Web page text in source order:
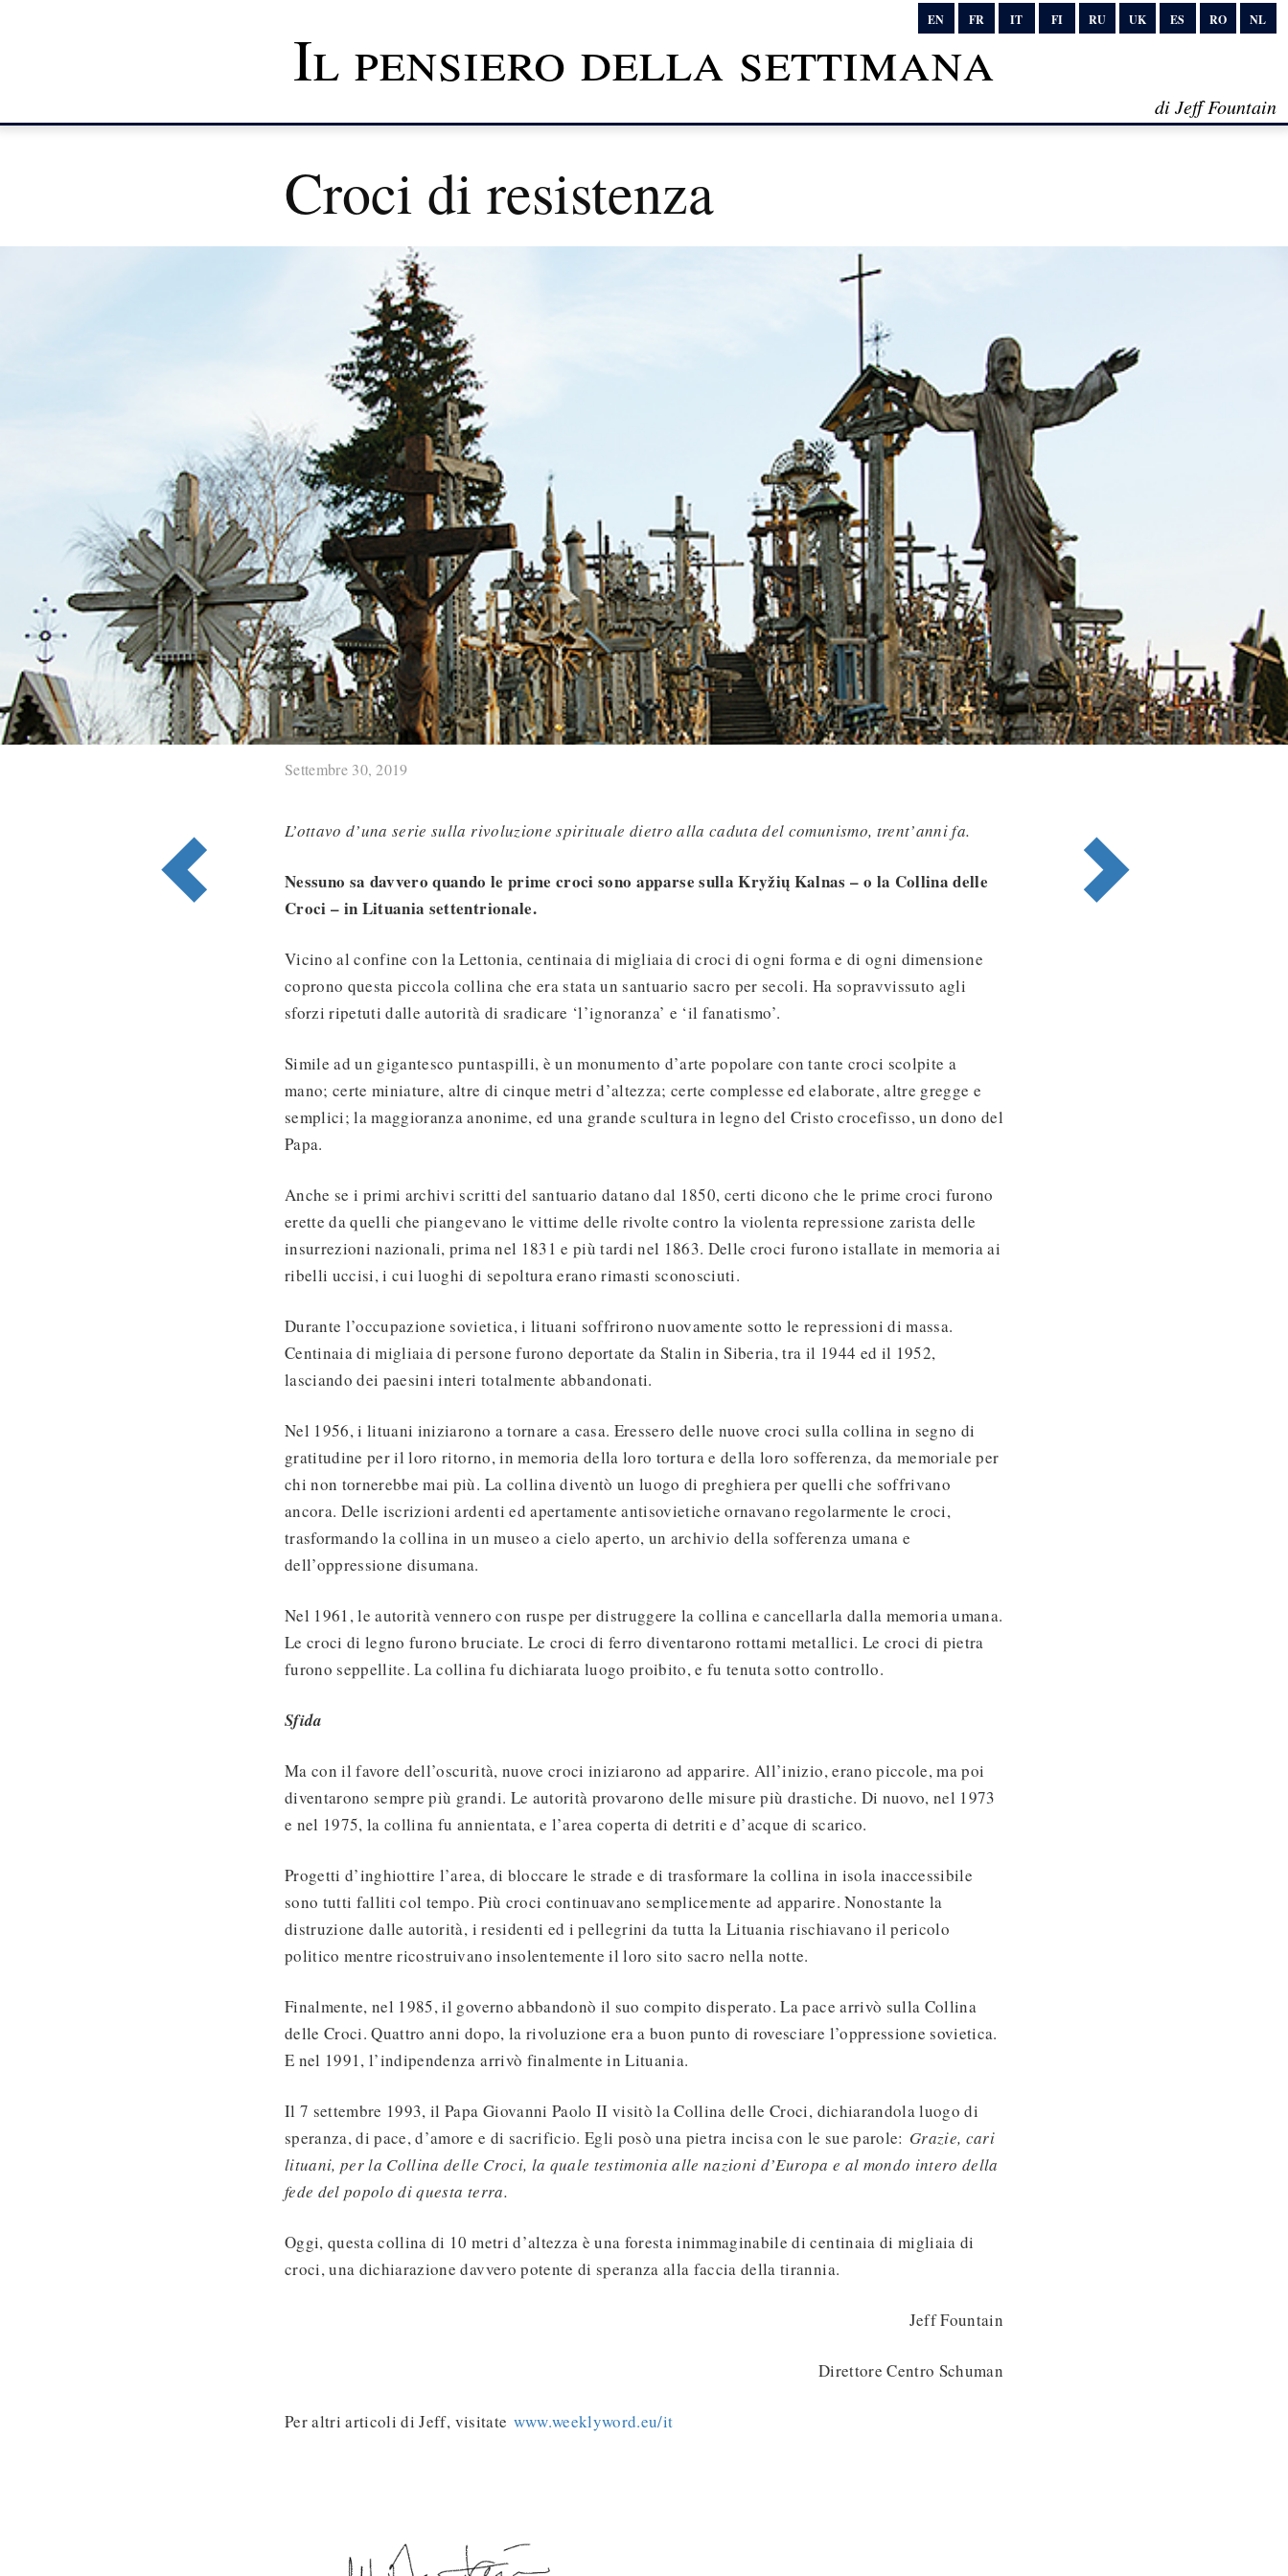
EN FR IT FI RU UK ES RO NL
Il pensiero della settimana
di Jeff Fountain
Croci di resistenza
Settembre 30, 2019
L’ottavo d’una serie sulla rivoluzione spirituale dietro alla caduta del comunismo, trent’anni fa.
Nessuno sa davvero quando le prime croci sono apparse sulla Kryžių Kalnas – o la Collina delle
Croci – in Lituania settentrionale.
Vicino al confine con la Lettonia, centinaia di migliaia di croci di ogni forma e di ogni dimensione
coprono questa piccola collina che era stata un santuario sacro per secoli. Ha sopravvissuto agli
sforzi ripetuti dalle autorità di sradicare ‘l’ignoranza’ e ‘il fanatismo’.
Simile ad un gigantesco puntaspilli, è un monumento d’arte popolare con tante croci scolpite a
mano; certe miniature, altre di cinque metri d’altezza; certe complesse ed elaborate, altre gregge e
semplici; la maggioranza anonime, ed una grande scultura in legno del Cristo crocefisso, un dono del
Papa.
Anche se i primi archivi scritti del santuario datano dal 1850, certi dicono che le prime croci furono
erette da quelli che piangevano le vittime delle rivolte contro la violenta repressione zarista delle
insurrezioni nazionali, prima nel 1831 e più tardi nel 1863. Delle croci furono istallate in memoria ai
ribelli uccisi, i cui luoghi di sepoltura erano rimasti sconosciuti.
Durante l’occupazione sovietica, i lituani soffrirono nuovamente sotto le repressioni di massa.
Centinaia di migliaia di persone furono deportate da Stalin in Siberia, tra il 1944 ed il 1952,
lasciando dei paesini interi totalmente abbandonati.
Nel 1956, i lituani iniziarono a tornare a casa. Eressero delle nuove croci sulla collina in segno di
gratitudine per il loro ritorno, in memoria della loro tortura e della loro sofferenza, da memoriale per
chi non tornerebbe mai più. La collina diventò un luogo di preghiera per quelli che soffrivano
ancora. Delle iscrizioni ardenti ed apertamente antisovietiche ornavano regolarmente le croci,
trasformando la collina in un museo a cielo aperto, un archivio della sofferenza umana e
dell’oppressione disumana.
Nel 1961, le autorità vennero con ruspe per distruggere la collina e cancellarla dalla memoria umana.
Le croci di legno furono bruciate. Le croci di ferro diventarono rottami metallici. Le croci di pietra
furono seppellite. La collina fu dichiarata luogo proibito, e fu tenuta sotto controllo.
Sfida
Ma con il favore dell’oscurità, nuove croci iniziarono ad apparire. All’inizio, erano piccole, ma poi
diventarono sempre più grandi. Le autorità provarono delle misure più drastiche. Di nuovo, nel 1973
e nel 1975, la collina fu annientata, e l’area coperta di detriti e d’acque di scarico.
Progetti d’inghiottire l’area, di bloccare le strade e di trasformare la collina in isola inaccessibile
sono tutti falliti col tempo. Più croci continuavano semplicemente ad apparire. Nonostante la
distruzione dalle autorità, i residenti ed i pellegrini da tutta la Lituania rischiavano il pericolo
politico mentre ricostruivano insolentemente il loro sito sacro nella notte.
Finalmente, nel 1985, il governo abbandonò il suo compito disperato. La pace arrivò sulla Collina
delle Croci. Quattro anni dopo, la rivoluzione era a buon punto di rovesciare l’oppressione sovietica.
E nel 1991, l’indipendenza arrivò finalmente in Lituania.
Il 7 settembre 1993, il Papa Giovanni Paolo II visitò la Collina delle Croci, dichiarandola luogo di
speranza, di pace, d’amore e di sacrificio. Egli posò una pietra incisa con le sue parole: Grazie, cari
lituani, per la Collina delle Croci, la quale testimonia alle nazioni d’Europa e al mondo intero della
fede del popolo di questa terra.
Oggi, questa collina di 10 metri d’altezza è una foresta inimmaginabile di centinaia di migliaia di
croci, una dichiarazione davvero potente di speranza alla faccia della tirannia.
Jeff Fountain
Direttore Centro Schuman
Per altri articoli di Jeff, visitate www.weeklyword.eu/it